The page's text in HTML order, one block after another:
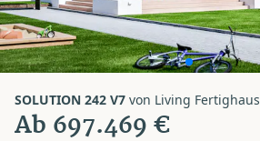
SOLUTION 242 V7 von Living Fertighaus
Ab 697.469 €